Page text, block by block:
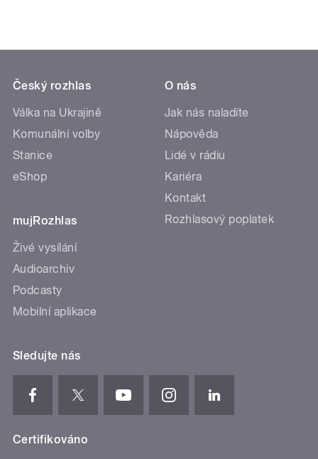
Český rozhlas
Válka na Ukrajině
Komunální volby
Stanice
eShop
mujRozhlas
Živé vysílání
Audioarchiv
Podcasty
Mobilní aplikace
O nás
Jak nás naladíte
Nápověda
Lidé v rádiu
Kariéra
Kontakt
Rozhlasový poplatek
Sledujte nás
Certifikováno